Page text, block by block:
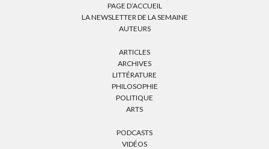
PAGE D’ACCUEIL
LA NEWSLETTER DE LA SEMAINE
AUTEURS
ARTICLES
ARCHIVES
LITTÉRATURE
PHILOSOPHIE
POLITIQUE
ARTS
PODCASTS
VIDÉOS